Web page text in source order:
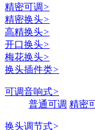
精密可调>
精密换头>
高精换头>
开口换头>
梅花换头>
换头插件类>
可调音响式>
普通可调 精密
换头调节式>